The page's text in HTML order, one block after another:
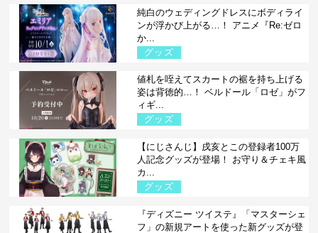
純白のウェディングドレスにボディライ
ンが浮かび上がる…！ アニメ『Re:ゼロ
か...
グッズ
値札を咥えてスカートの裾を持ち上げる
姿は背徳的…！ ベルドール「ロゼ」がフ
ィギ...
グッズ
【にじさんじ】戌亥とこの登録者100万
人記念グッズが登場！ お守り＆チェキ風
カ...
グッズ
『ディズニー ツイステ』「マスターシェ
フ」の新規アートを使った新グッズが登